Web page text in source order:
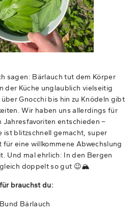
sagen: Bärlauch tut dem Körper
der Küche unglaublich vielseitig
Gnocchi bis hin zu Knödeln gibt
Wir haben uns allerdings für
Jahresfavoriten entschieden –
ist blitzschnell gemacht, super
eine willkommene Abwechslung
Und mal ehrlich: In den Bergen
gleich doppelt so gut 😉🏔️
brauchst du:
Bärlauch